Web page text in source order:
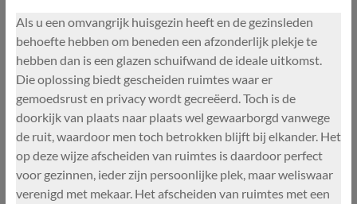
Als u een omvangrijk huisgezin heeft en de gezinsleden
behoefte hebben om beneden een afzonderlijk plekje te
hebben dan is een glazen schuifwand de ideale uitkomst.
Die oplossing biedt gescheiden ruimtes waar er
gemoedsrust en privacy wordt gecreëerd. Toch is de
doorkijk van plaats naar plaats wel gewaarborgd vanwege
de ruit, waardoor men toch betrokken blijft bij elkander. Het
op deze wijze afscheiden van ruimtes is daardoor perfect
voor gezinnen, ieder zijn persoonlijke plek, maar weliswaar
verenigd met mekaar. Het afscheiden van ruimtes met een